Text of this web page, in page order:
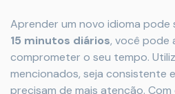
Aprender um novo idioma pode
15 minutos diários, você pode
comprometer o seu tempo.
mencionados, seja consistente
precisam de mais atenção.